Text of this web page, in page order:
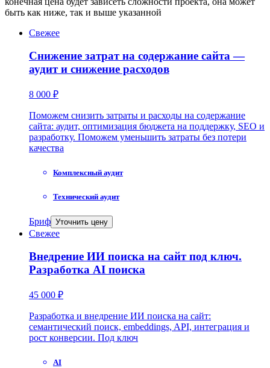
быть как ниже, так и выше указанной
Свежее
Снижение затрат на содержание сайта —
аудит и снижение расходов
8 000 ₽
Поможем снизить затраты и расходы на содержание
сайта: аудит, оптимизация бюджета на поддержку, SEO и
разработку. Поможем уменьшить затраты без потери
качества
Комплексный аудит
Технический аудит
Бриф Уточнить цену
Свежее
Внедрение ИИ поиска на сайт под ключ.
Разработка AI поиска
45 000 ₽
Разработка и внедрение ИИ поиска на сайт:
семантический поиск, embeddings, API, интеграция и
рост конверсии. Под ключ
AI